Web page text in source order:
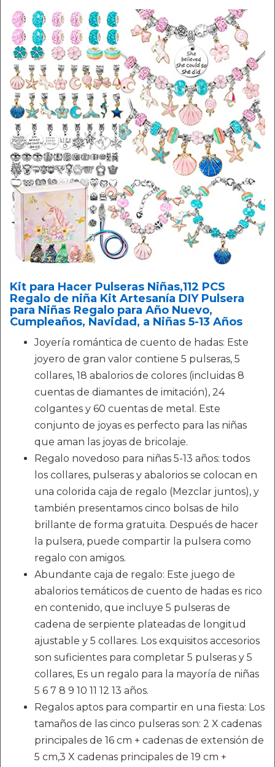
Kit para Hacer Pulseras Niñas,112 PCS
Regalo de niña Kit Artesanía DIY Pulsera
para Niñas Regalo para Año Nuevo,
Cumpleaños, Navidad, a Niñas 5-13 Años
Joyería romántica de cuento de hadas: Este
joyero de gran valor contiene 5 pulseras, 5
collares, 18 abalorios de colores (incluidas 8
cuentas de diamantes de imitación), 24
colgantes y 60 cuentas de metal. Este
conjunto de joyas es perfecto para las niñas
que aman las joyas de bricolaje.
Regalo novedoso para niñas 5-13 años: todos
los collares, pulseras y abalorios se colocan en
una colorida caja de regalo (Mezclar juntos), y
también presentamos cinco bolsas de hilo
brillante de forma gratuita. Después de hacer
la pulsera, puede compartir la pulsera como
regalo con amigos.
Abundante caja de regalo: Este juego de
abalorios temáticos de cuento de hadas es rico
en contenido, que incluye 5 pulseras de
cadena de serpiente plateadas de longitud
ajustable y 5 collares. Los exquisitos accesorios
son suficientes para completar 5 pulseras y 5
collares, Es un regalo para la mayoría de niñas
5 6 7 8 9 10 11 12 13 años.
Regalos aptos para compartir en una fiesta: Los
tamaños de las cinco pulseras son: 2 X cadenas
principales de 16 cm + cadenas de extensión de
5 cm,3 X cadenas principales de 19 cm +